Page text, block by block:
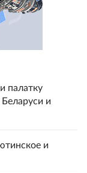
палатку
и
и